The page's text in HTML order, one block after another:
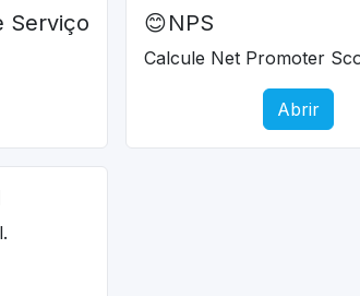
Serviço 😊NPS
Calcule Net Promoter
Abrir